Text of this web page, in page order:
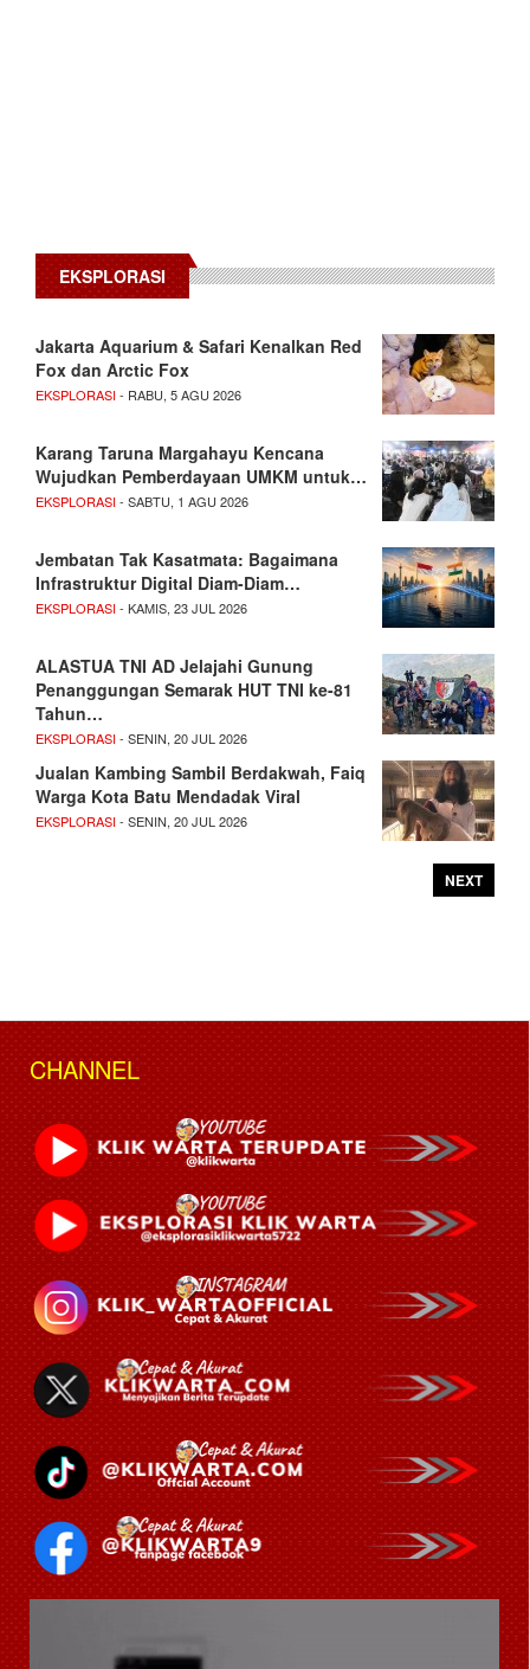
EKSPLORASI
Jakarta Aquarium & Safari Kenalkan Red
Fox dan Arctic Fox
EKSPLORASI- RABU, 5 AGU 2026
Karang Taruna Margahayu Kencana
Wujudkan Pemberdayaan UMKM untuk…
EKSPLORASI- SABTU, 1 AGU 2026
Jembatan Tak Kasatmata: Bagaimana
Infrastruktur Digital Diam-Diam…
EKSPLORASI- KAMIS, 23 JUL 2026
ALASTUA TNI AD Jelajahi Gunung
Penanggungan Semarak HUT TNI ke-81
Tahun…
EKSPLORASI- SENIN, 20 JUL 2026
Jualan Kambing Sambil Berdakwah, Faiq
Warga Kota Batu Mendadak Viral
EKSPLORASI- SENIN, 20 JUL 2026
NEXT
CHANNEL